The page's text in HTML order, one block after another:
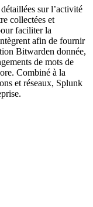
sur l’activité
collectées et
faciliter la
afin de fournir
Bitwarden donnée,
de mots de
Combiné à la
et réseaux, Splunk